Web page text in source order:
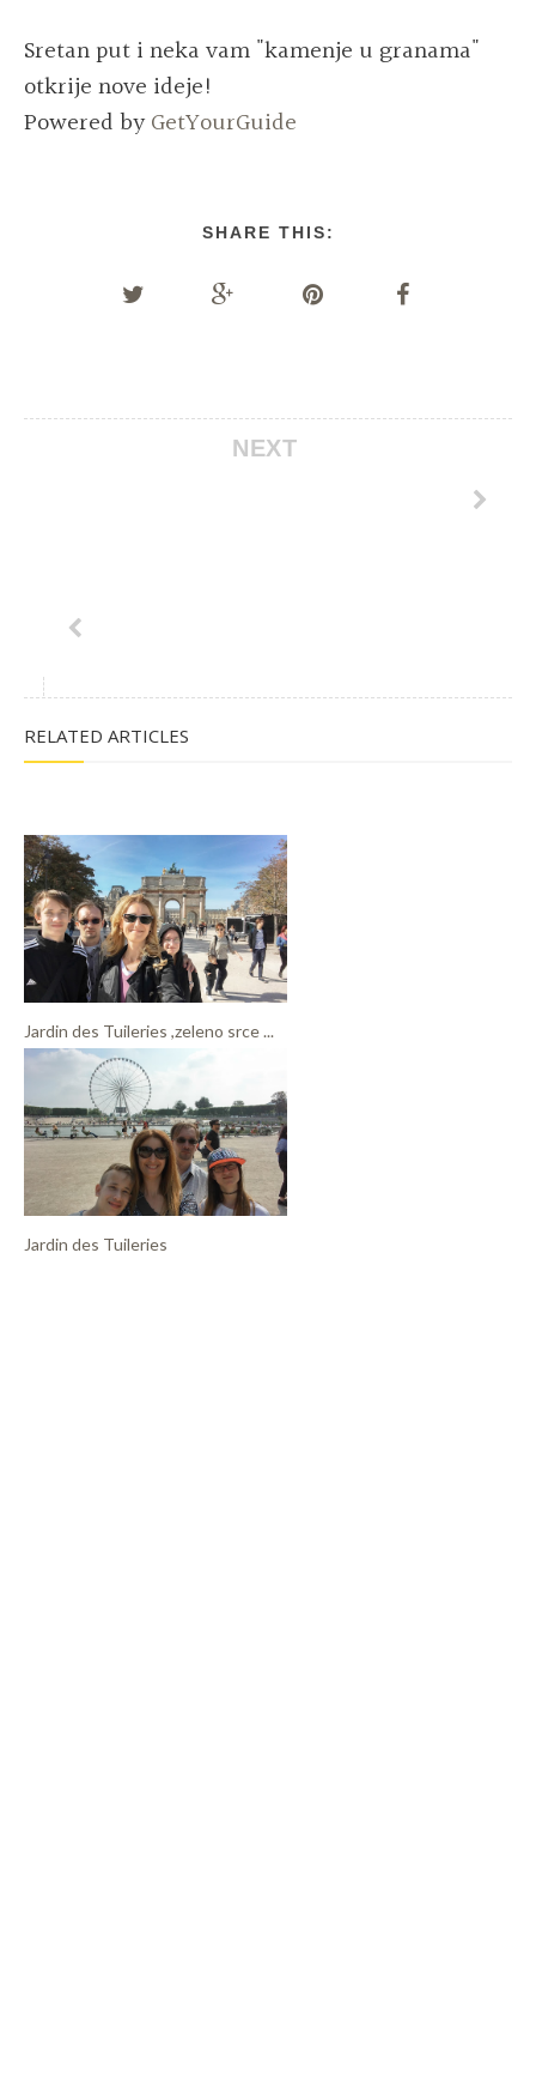
Sretan put i neka vam "kamenje u granama"
otkrije nove ideje!
Powered byGetYourGuide
SHARE THIS:
NEXT
RELATED ARTICLES
Jardin des Tuileries ,zeleno srce ...
Jardin des Tuileries